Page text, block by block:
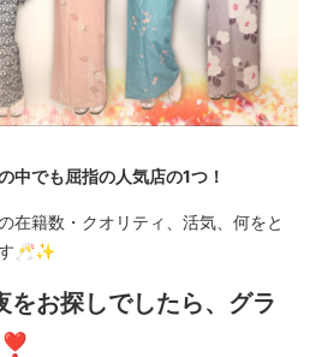
中でも屈指の人気店の1つ！
在籍数・クオリティ、活気、何をと
🥂✨
をお探しでしたら、グラ